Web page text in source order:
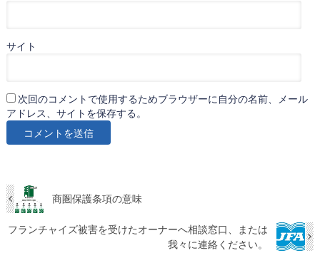
サイト
次回のコメントで使用するためブラウザーに自分の名前、メール
アドレス、サイトを保存する。
商圏保護条項の意味
フランチャイズ被害を受けたオーナーへ相談窓口、または
我々に連絡ください。